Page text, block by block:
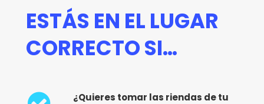
ESTÁS EN EL LUGAR
CORRECTO SI…
¿Quieres tomar las riendas de tu